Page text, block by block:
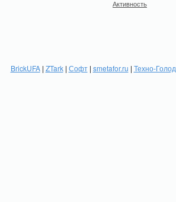
Активность
BrickUFA| ZTark| Софт| smetafor.ru | Техно-Голод